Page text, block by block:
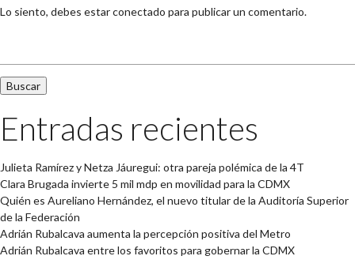
Lo siento, debes estarconectado para publicar un comentario.
Entradas recientes
Julieta Ramírez y Netza Jáuregui: otra pareja polémica de la 4T
Clara Brugada invierte 5 mil mdp en movilidad para la CDMX
Quién es Aureliano Hernández, el nuevo titular de la Auditoría Superior
de la Federación
Adrián Rubalcava aumenta la percepción positiva del Metro
Adrián Rubalcava entre los favoritos para gobernar la CDMX